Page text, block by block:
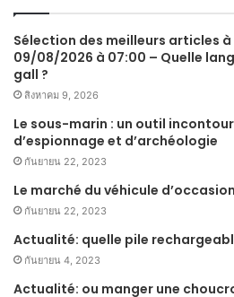
Sélection des meilleurs articles à
09/08/2026 à 07:00 – Quelle
gall ?
สิงหาคม 9, 2026
Le sous-marin : un outil
d’espionnage et d’archéologie
กันยายน 22, 2023
Le marché du véhicule
กันยายน 22, 2023
Actualité: quelle pile
กันยายน 4, 2023
Actualité: ou manger une